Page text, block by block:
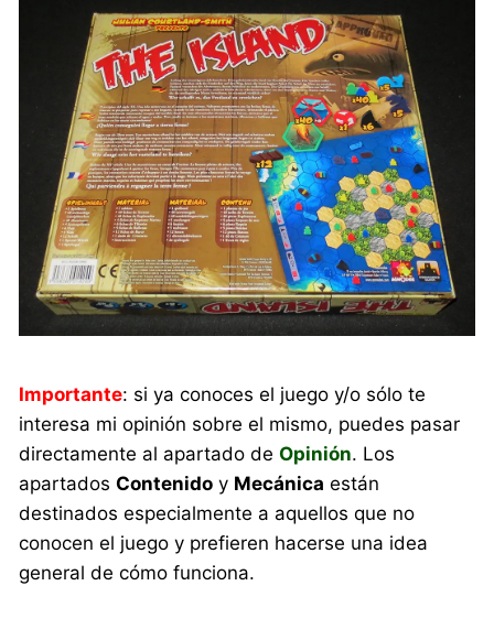
Importante: si ya conoces el juego y/o sólo te
interesa mi opinión sobre el mismo, puedes pasar
directamente al apartado deOpinión. Los
apartadosContenido y Mecánica están
destinados especialmente a aquellos que no
conocen el juego y prefieren hacerse una idea
general de cómo funciona.